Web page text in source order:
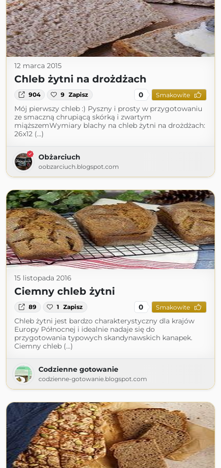
12 marca 2015
Chleb żytni na drożdżach
904 9 Zapisz 0 Smakowite
Mój pierwszy chleb :) Pyszny i prosty w przygotowaniu
ze smaczną chrupiącą skórką i zwartym
miąższemWymiary blachy na chleb żytni na drożdżach:
26x12 (...)
Obżarciuch
oobzarciuch.blogspot.com
15 listopada 2016
Ciemny chleb żytni
89 1 Zapisz 0 Smakowite
Chleb żytni jest bardzo charakterystyczny dla krajów
Europy Północnej i idealnie nadaje się do
przygotowania typowych skandynawskich kanapek.
Ciemny chleb (...)
Codzienne gotowanie
codzienne-gotowanie.blogspot.com